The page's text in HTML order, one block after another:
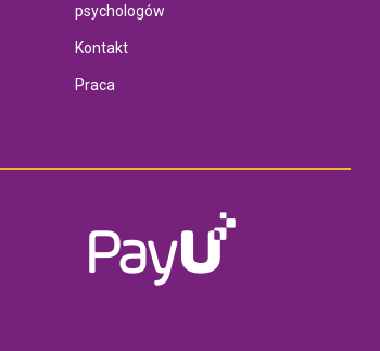
psychologów
Kontakt
Praca